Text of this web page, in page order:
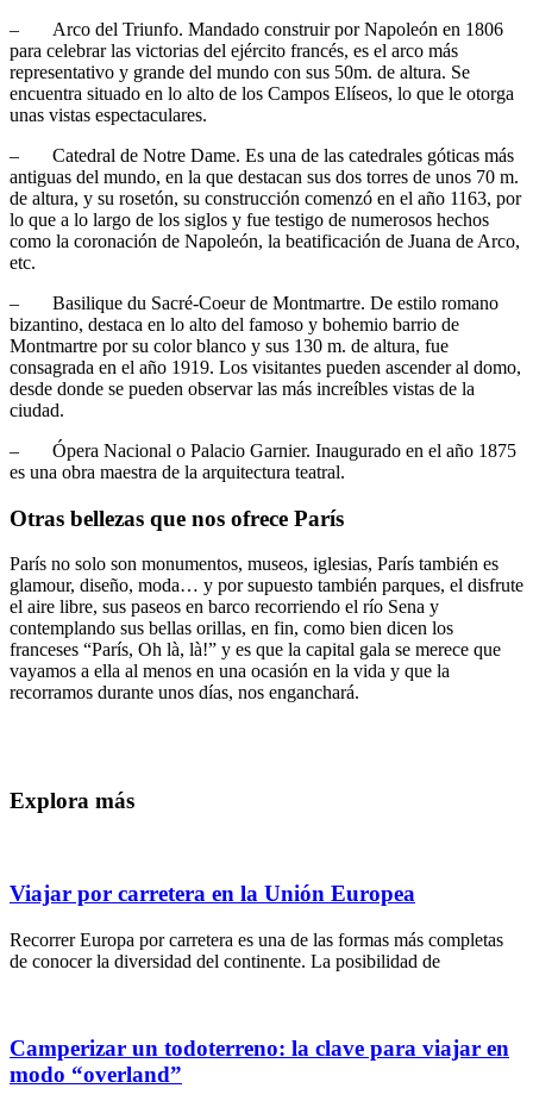
– Arco del Triunfo. Mandado construir por Napoleón en 1806
para celebrar las victorias del ejército francés, es el arco más
representativo y grande del mundo con sus 50m. de altura. Se
encuentra situado en lo alto de los Campos Elíseos, lo que le otorga
unas vistas espectaculares.
– Catedral de Notre Dame. Es una de las catedrales góticas más
antiguas del mundo, en la que destacan sus dos torres de unos 70 m.
de altura, y su rosetón, su construcción comenzó en el año 1163, por
lo que a lo largo de los siglos y fue testigo de numerosos hechos
como la coronación de Napoleón, la beatificación de Juana de Arco,
etc.
– Basilique du Sacré-Coeur de Montmartre. De estilo romano
bizantino, destaca en lo alto del famoso y bohemio barrio de
Montmartre por su color blanco y sus 130 m. de altura, fue
consagrada en el año 1919. Los visitantes pueden ascender al domo,
desde donde se pueden observar las más increíbles vistas de la
ciudad.
– Ópera Nacional o Palacio Garnier. Inaugurado en el año 1875
es una obra maestra de la arquitectura teatral.
Otras bellezas que nos ofrece París
París no solo son monumentos, museos, iglesias, París también es
glamour, diseño, moda… y por supuesto también parques, el disfrute
el aire libre, sus paseos en barco recorriendo el río Sena y
contemplando sus bellas orillas, en fin, como bien dicen los
franceses “París, Oh là, là!” y es que la capital gala se merece que
vayamos a ella al menos en una ocasión en la vida y que la
recorramos durante unos días, nos enganchará.
Explora más
Viajar por carretera en la Unión Europea
Recorrer Europa por carretera es una de las formas más completas
de conocer la diversidad del continente. La posibilidad de
Camperizar un todoterreno: la clave para viajar en
modo “overland”